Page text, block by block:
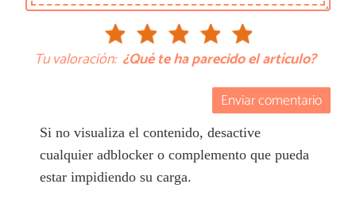
Tu valoración: ¿Qué te ha parecido el artículo?
Enviar comentario
Si no visualiza el contenido, desactive
cualquier adblocker o complemento que pueda
estar impidiendo su carga.